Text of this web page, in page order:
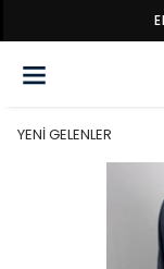
YENİ GELENLER